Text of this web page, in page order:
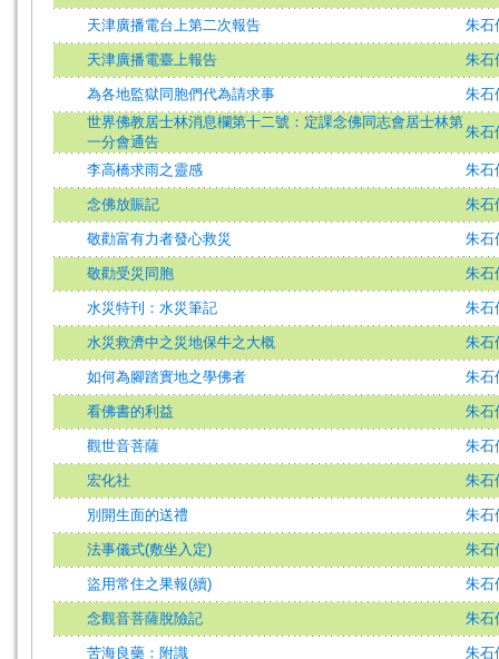
天津廣播電台上第二次報告 朱石
天津廣播電臺上報告 朱石
為各地監獄同胞們代為請求事
朱石
世界佛教居士林消息欄第十二號：定課念佛同志會居士林第
一分會通告
朱石
李高橋求雨之靈感 朱石
念佛放賑記 朱石
敬勸富有力者發心救災 朱石
敬勸受災同胞 朱石
水災特刊：水災筆記 朱石
水災救濟中之災地保牛之大概 朱石
如何為腳踏實地之學佛者 朱石
看佛書的利益 朱石
觀世音菩薩 朱石
宏化社 朱石
別開生面的送禮 朱石
法事儀式(敷坐入定) 朱石
盜用常住之果報(續) 朱石
念觀音菩薩脫險記 朱石
苦海良藥：附識 朱石